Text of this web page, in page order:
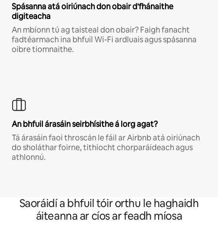
Spásanna atá oiriúnach don obair d'fhánaithe
digiteacha
An mbíonn tú ag taisteal don obair? Faigh fanacht
fadtéarmach ina bhfuil Wi-Fi ardluais agus spásanna
oibre tiomnaithe.
An bhfuil árasáin seirbhísithe á lorg agat?
Tá árasáin faoi throscán le fáil ar Airbnb atá oiriúnach
do sholáthar foirne, tithíocht chorparáideach agus
athlonnú.
Saoráidí a bhfuil tóir orthu le haghaidh
áiteanna ar cíos ar feadh míosa